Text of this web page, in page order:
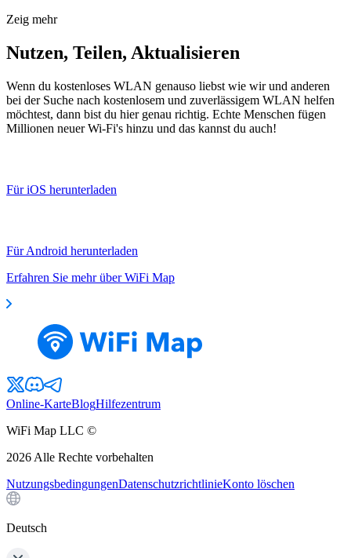
Zeig mehr
Nutzen, Teilen, Aktualisieren
Wenn du kostenloses WLAN genauso liebst wie wir und anderen
bei der Suche nach kostenlosem und zuverlässigem WLAN helfen
möchtest, dann bist du hier genau richtig. Echte Menschen fügen
Millionen neuer Wi-Fi's hinzu und das kannst du auch!
Für iOS herunterladen
Für Android herunterladen
Erfahren Sie mehr über WiFi Map
Online-KarteBlogHilfezentrum
WiFi Map LLC ©
2026 Alle Rechte vorbehalten
NutzungsbedingungenDatenschutzrichtlinieKonto löschen
Deutsch